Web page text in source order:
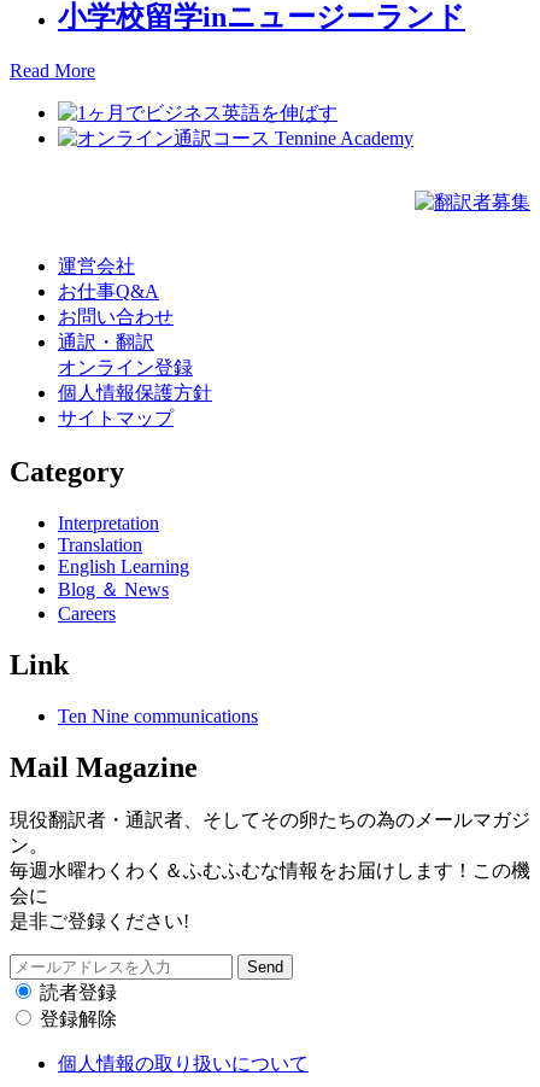
小学校留学inニュージーランド
Read More
運営会社
お仕事Q&A
お問い合わせ
通訳・翻訳
オンライン登録
個人情報保護方針
サイトマップ
Category
Interpretation
Translation
English Learning
Blog ＆ News
Careers
Link
Ten Nine communications
Mail Magazine
現役翻訳者・通訳者、そしてその卵たちの為のメールマガジ
ン。
毎週水曜わくわく＆ふむふむな情報をお届けします！この機
会に
是非ご登録ください!
読者登録
登録解除
個人情報の取り扱いについて